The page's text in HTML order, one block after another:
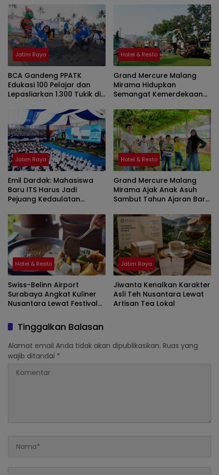
Jatim Raya
BCA Gandeng PPATK
Edukasi 100 Pelajar dan
Lepasliarkan 1.300 Tukik di
Hotel & Resto
Grand Mercure Malang
Mirama Hidupkan
Semangat Kemerdekaan
Agustusan 2026
Jatim Raya
Emil Dardak: Mahasiswa
Baru ITS Harus Jadi
Pejuang Kedaulatan
Hotel & Resto
Grand Mercure Malang
Mirama Ajak Anak Asuh
Sambut Tahun Ajaran Baru
Hotel & Resto
Swiss-Belinn Airport
Surabaya Angkat Kuliner
Nusantara Lewat Festival
Jatim Raya
Jiwanta Kenalkan Karakter
Asli Teh Nusantara Lewat
Artisan Tea Lokal
Tinggalkan Balasan
Alamat email Anda tidak akan dipublikasikan. Ruas yang
wajib ditandai *